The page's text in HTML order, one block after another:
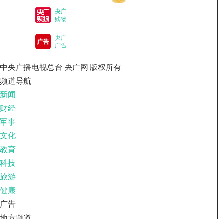
央广
购物
央广
广告
中央广播电视总台 央广网 版权所有
频道导航
新闻
财经
军事
文化
教育
科技
旅游
健康
广告